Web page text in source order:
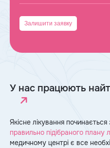
У нас працюють
Якісне лікування починається
правильно підібраного плану
медичному центрі є все